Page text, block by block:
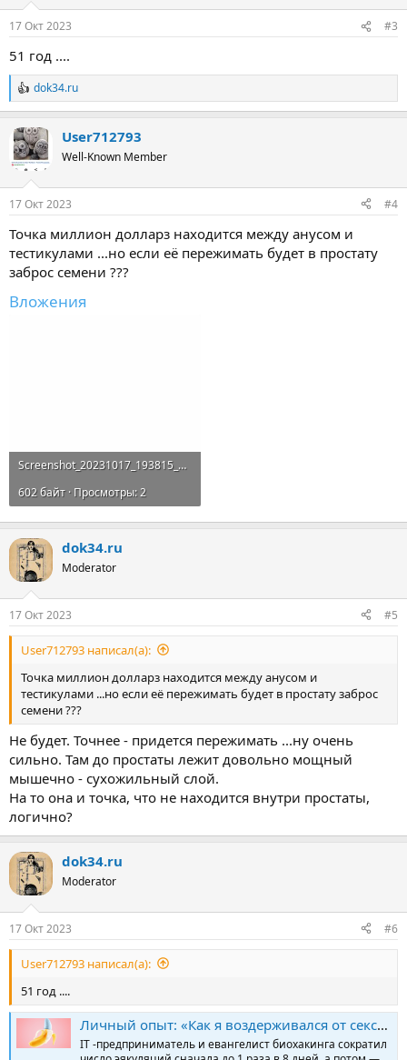
17 Окт 2023 #3
51 год ....
Р
е
к
ц
и
dok34.ru
User712793
Well-Known Member
17 Окт 2023 #4
Точка миллион долларз находится между анусом и
тестикулами ...но если её пережимать будет в простату
заброс семени ???
Вложения
Screenshot_20231017_193815_Google.webp
602 байт · Просмотры: 2
dok34.ru
Moderator
17 Окт 2023 #5
User712793 написал(а):
Точка миллион долларз находится между анусом и
тестикулами ...но если её пережимать будет в простату заброс
семени ???
Не будет. Точнее - придется пережимать ...ну очень
сильно. Там до простаты лежит довольно мощный
мышечно - сухожильный слой.
На то она и точка, что не находится внутри простаты,
логично?
dok34.ru
Moderator
17 Окт 2023 #6
User712793 написал(а):
51 год ....
Личный опыт: «Как я воздерживался от секса по примеру древних даосов. И что из этого вышло»
IT -предприниматель и евангелист биохакинга сократил